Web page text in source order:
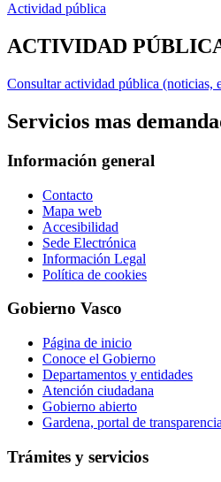
Actividad pública
ACTIVIDAD
Consultar actividad pública (noticias,
Servicios mas
Información general
Contacto
Mapa web
Accesibilidad
Sede Electrónica
Información Legal
Política de cookies
Gobierno Vasco
Página de inicio
Conoce el Gobierno
Departamentos y entidades
Atención ciudadana
Gobierno abierto
Gardena, portal de transparencia
Trámites y servicios